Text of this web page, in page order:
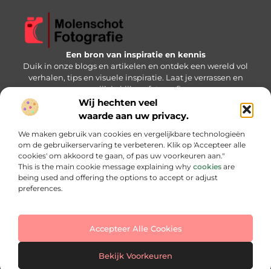
Wij hechten veel
waarde aan uw privacy.
We maken gebruik van cookies en vergelijkbare technologieën
om de gebruikerservaring te verbeteren. Klik op 'Accepteer alle
cookies' om akkoord te gaan, of pas uw voorkeuren aan."
This is the main cookie message explaining why cookies are
being used and offering the options to accept or adjust
preferences.
Accepteer Alle Cookies
Bekijk Voorkeuren
Een bron van inspiratie en kennis
Duik in onze blogs en artikelen en ontdek een wereld vol
verhalen, tips en visuele inspiratie. Laat je verrassen en
verrijk je kijk op fotografie.
Bericht categorie
Onze informatie
Website index Cookiebeleid (EU)
@2025 www.molenschotfotografie.nl. All Right Reserved.